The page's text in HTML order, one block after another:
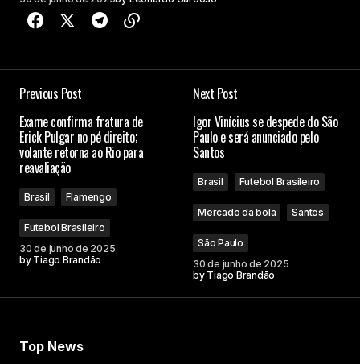
Previous Post
Exame confirma fratura de
Erick Pulgar no pé direito;
volante retorna ao Rio para
reavaliação
Brasil Flamengo
Futebol Brasileiro
30 de junho de 2025
by Tiago Brandão
Next Post
Igor Vinícius se despede do São
Paulo e será anunciado pelo
Santos
Brasil Futebol Brasileiro
Mercado da bola Santos
São Paulo
30 de junho de 2025
by Tiago Brandão
Top News